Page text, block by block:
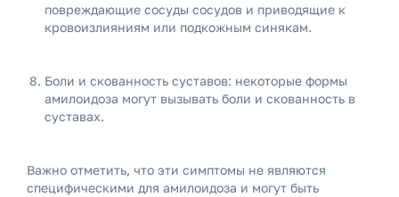
повреждающие сосуды сосудов и приводящие к
кровоизлияниям или подкожным синякам.
Боли и скованность суставов: некоторые формы
амилоидоза могут вызывать боли и скованность в
суставах.
Важно отметить, что эти симптомы не являются
специфическими для амилоидоза и могут быть